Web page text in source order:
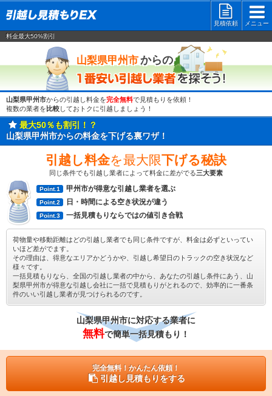
見積依頼
メニュー
料金最大50%割引
山梨県甲州市からの
山梨県甲州市からの引越し料金を完全無料で見積もりを依頼！
複数の業者を 比較しておトクに引越しましょう！
最大50％も割引！？
山梨県甲州市からの料金を下げる裏ワザ！
引越し料金を最大限下げる秘訣
同じ条件でも引越し業者によって料金に差がでる三大要素
Point.1 甲州市が得意な引越し業者を選ぶ
Point.2 日・時間による空き状況が違う
Point.3 一括見積もりならではの値引き合戦
荷物量や移動距離はどの引越し業者でも同じ条件ですが、料金は必ずといってい
いほど差がでます。
その理由は、得意なエリアかどうかや、引越し希望日のトラックの空き状況など
様々です。
一括見積もりなら、全国の引越し業者の中から、あなたの引越し条件にあう、山
梨県甲州市が得意な引越し会社に一括で見積もりがとれるので、効率的に一番条
件のいい引越し業者が見つけられるのです。
山梨県甲州市に対応する業者に
無料で簡単一括見積もり！
完全無料！かんたん依頼！
引越し見積もりをする